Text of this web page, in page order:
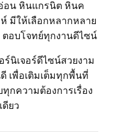
อน หินแกรนิต หินค
มีให้เลือกหลากหลาย
ตอบโจทย์ทุกงานดีไซน์
ร์นิเจอร์ดีไซน์สวยงาม
เพื่อเติมเต็มทุกพื้นที่
กความต้องการเรื่อง
ดียว